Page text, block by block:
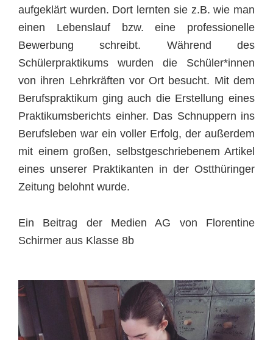
aufgeklärt wurden. Dort lernten sie z.B. wie man
einen Lebenslauf bzw. eine professionelle
Bewerbung schreibt. Während des
Schülerpraktikums wurden die Schüler*innen
von ihren Lehrkräften vor Ort besucht. Mit dem
Berufspraktikum ging auch die Erstellung eines
Praktikumsberichts einher. Das Schnuppern ins
Berufsleben war ein voller Erfolg, der außerdem
mit einem großen, selbstgeschriebenem Artikel
eines unserer Praktikanten in der Ostthüringer
Zeitung belohnt wurde.
Ein Beitrag der Medien AG von Florentine
Schirmer aus Klasse 8b